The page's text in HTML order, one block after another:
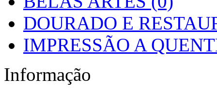
DOURADO E
IMPRESSÃO A
Informação